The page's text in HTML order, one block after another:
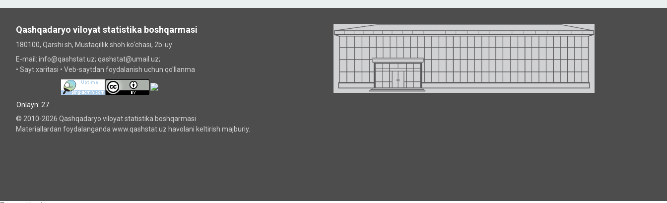
Qashqadaryo viloyat statistika boshqarmasi
180100, Qarshi sh, Mustаqillik shoh ko‘chаsi, 2b-uy
E-mail: info@qashstat.uz; qashstat@umail.uz;
• Sayt xaritasi • Veb-saytdan foydalanish uchun qo'llanma
Onlayn: 27
© 2010-2026 Qashqadaryo viloyat statistika boshqarmasi
Materiallardan foydalanganda www.qashstat.uz havolani keltirish majburiy.